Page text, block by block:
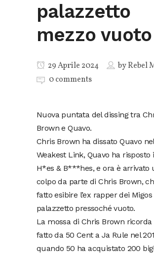
palazzetto
mezzo vuoto
29 Aprile 2024 byRebel
0 comments
Nuova puntata del dissing tra
Brown e Quavo.
Chris Brown ha dissato Quavo
Weakest Link, Quavo ha risposto
H*es & B***hes, e ora è arrivato
colpo da parte di Chris Brown,
fatto esibire l’ex rapper dei
palazzetto pressoché vuoto.
La mossa di Chris Brown
fatto da 50 Cent a Ja Rule nel
quando 50 ha acquistato 200